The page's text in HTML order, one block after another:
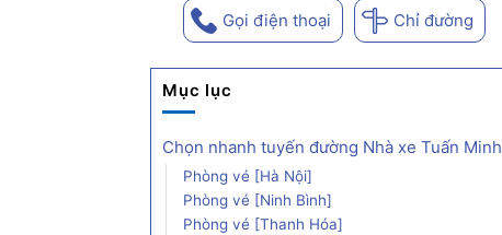
Gọi điện thoại Chỉ đường
Mục lục
Chọn nhanh tuyến đường Nhà xe Tuấn Minh
Phòng vé [Hà Nội]
Phòng vé [Ninh Bình]
Phòng vé [Thanh Hóa]